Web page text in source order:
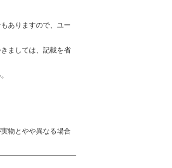
ありますので、ユー
ましては、記載を省
物とやや異なる場合